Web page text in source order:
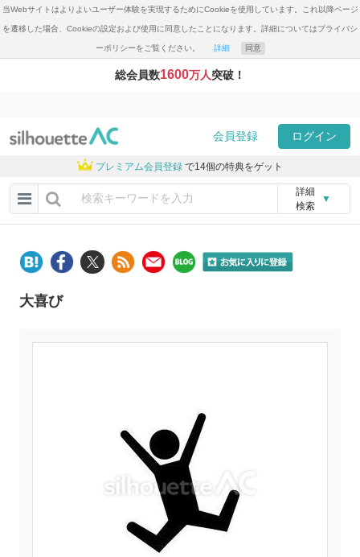
当Webサイトはよりよいユーザー体験を実現するためにCookieを使用しています。これ以降ページ
を遷移した場合、Cookieの設定および使用に同意したことになります。詳細についてはプライバシ
ーポリシーをご覧ください。 詳細 同意
総会員数1600万人突破！
会員登録 ログイン
プレミアム会員登録 で14個の特典をゲット
詳細
検索
▼
大喜び